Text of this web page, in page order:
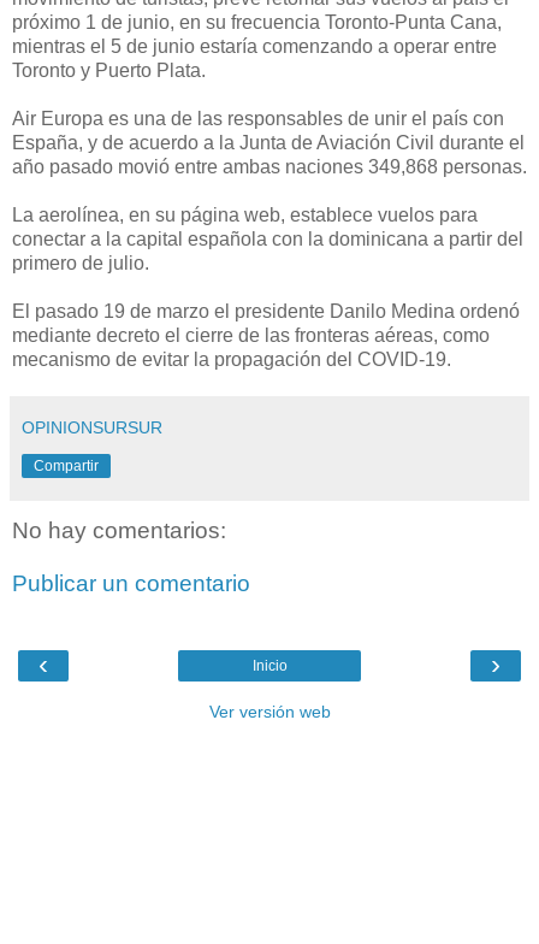
próximo 1 de junio, en su frecuencia Toronto-Punta Cana,
mientras el 5 de junio estaría comenzando a operar entre
Toronto y Puerto Plata.
Air Europa es una de las responsables de unir el país con
España, y de acuerdo a la Junta de Aviación Civil durante el
año pasado movió entre ambas naciones 349,868 personas.
La aerolínea, en su página web, establece vuelos para
conectar a la capital española con la dominicana a partir del
primero de julio.
El pasado 19 de marzo el presidente Danilo Medina ordenó
mediante decreto el cierre de las fronteras aéreas, como
mecanismo de evitar la propagación del COVID-19.
OPINIONSURSUR
Compartir
No hay comentarios:
Publicar un comentario
‹ ›
Inicio
Ver versión web